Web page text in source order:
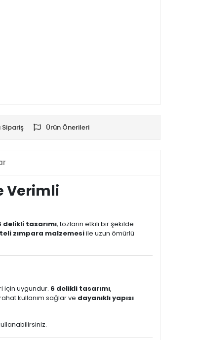
Ürün Önerileri
Verimli
delikli tasarımı, tozların etkili bir şekilde
zımpara malzemesiile uzun ömürlü
için uygundur. 6 delikli tasarımı,
kullanım sağlar ve dayanıklı yapısı